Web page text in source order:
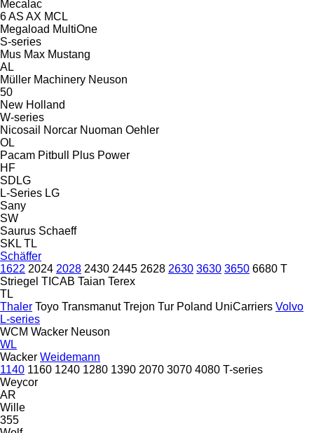
Mecalac
6AS AX MCL
Megaload MultiOne
S-series
Mus Max Mustang
AL
Müller Machinery Neuson
50
New Holland
W-series
Nicosail
Norcar Nuoman Oehler
OL
Pacam Pitbull
Plus Power
HF
SDLG
L-Series LG
Sany
SW
Saurus Schaeff
SKL TL
Schäffer
1622 2024 2028 2430 2445 2628 2630 3630 3650 6680 T
Striegel TICAB Taian Terex
TL
Thaler Toyo Transmanut Trejon Tur Poland UniCarriers Volvo
L-series
WCM Wacker Neuson
WL
Wacker Weidemann
1140 1160 1240 1280 1390 2070 3070 4080 T-series
Weycor
AR
Wille
355